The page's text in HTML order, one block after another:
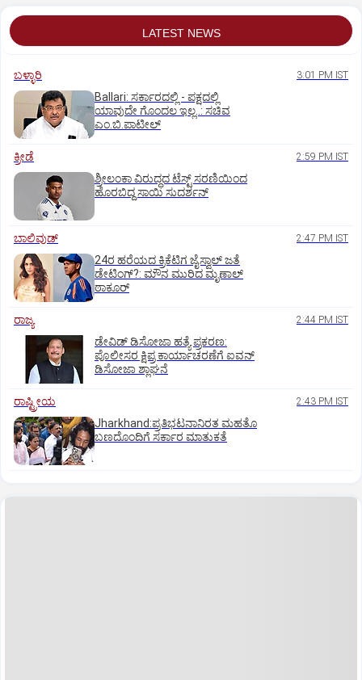
LATEST NEWS
ಬಳ್ಳಾರಿ 3:01 PM IST
Ballari: ಸರ್ಕಾರದಲ್ಲಿ - ಪಕ್ಷದಲ್ಲಿ
ಯಾವುದೇ ಗೊಂದಲ ಇಲ್ಲ..: ಸಚಿವ
ಎಂ.ಬಿ.ಪಾಟೀಲ್
ಕ್ರೀಡೆ 2:59 PM IST
ಶ್ರೀಲಂಕಾ ವಿರುದ್ಧದ ಟೆಸ್ಟ್ ಸರಣಿಯಿಂದ
ಹೊರಬಿದ್ದ ಸಾಯಿ ಸುದರ್ಶನ್
ಬಾಲಿವುಡ್‌ 2:47 PM IST
24ರ ಹರೆಯದ ಕ್ರಿಕೆಟಿಗ ಜೈಸ್ವಾಲ್‌ ಜತೆ
ಡೇಟಿಂಗ್?:‌ ಮೌನ ಮುರಿದ ಮೃಣಾಲ್‌
ಠಾಕೂರ್
ರಾಜ್ಯ 2:44 PM IST
ಡೇವಿಡ್ ಡಿಸೋಜಾ ಹತ್ಯೆ ಪ್ರಕರಣ:
ಪೊಲೀಸರ ಕ್ಷಿಪ್ರ ಕಾರ್ಯಾಚರಣೆಗೆ ಐವನ್
ಡಿಸೋಜಾ ಶ್ಲಾಘನೆ
ರಾಷ್ಟ್ರೀಯ 2:43 PM IST
Jharkhand:ಪ್ರತಿಭಟನಾನಿರತ ಮಹತೊ
ಬಣದೊಂದಿಗೆ ಸರ್ಕಾರ ಮಾತುಕತೆ